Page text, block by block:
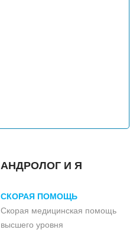
АНДРОЛОГ И Я
СКОРАЯ ПОМОЩЬ
Скорая медицинская помощь
высшего уровня